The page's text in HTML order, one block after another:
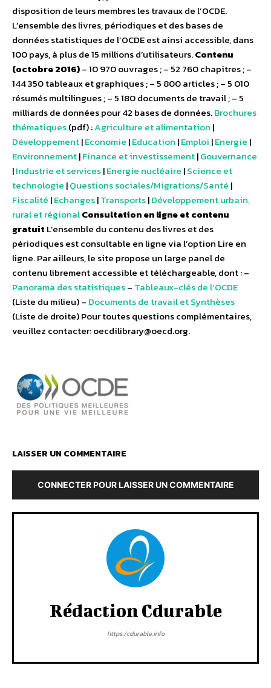
disposition de leurs membres les travaux de l’OCDE.
L’ensemble des livres, périodiques et des bases de
données statistiques de l’OCDE est ainsi accessible, dans
100 pays, à plus de 15 millions d’utilisateurs.Contenu
(octobre 2016)– 10 970 ouvrages ; – 52 760 chapitres ; –
144 350 tableaux et graphiques ; – 5 800 articles ; – 5 010
résumés multilingues ; – 5 180 documents de travail ; – 5
milliards de données pour 42 bases de données.Brochures
thématiques(pdf) :Agriculture et alimentation |
Développement|Economie |Education |Emploi |Energie |
Environnement|Finance et investissement|Gouvernance
|Industrie et services|Energie nucléaire |Science et
technologie |Questions sociales/Migrations/Santé |
Fiscalité |Echanges|Transports|Développement urbain,
rural et régionalConsultation en ligne et contenu
gratuit L’ensemble du contenu des livres et des
périodiques est consultable en ligne via l’option Lire en
ligne. Par ailleurs, le site propose un large panel de
contenu librement accessible et téléchargeable, dont : –
Panorama des statistiques– Tableaux-clés de l’OCDE
(Liste du milieu) – Documents de travail et Synthèses
(Liste de droite) Pour toutes questions complémentaires,
veuillez contacter: oecdilibrary@oecd.org.
LAISSER UN COMMENTAIRE
CONNECTER POUR LAISSER UN COMMENTAIRE
Rédaction Cdurable
https:/cdurable.info